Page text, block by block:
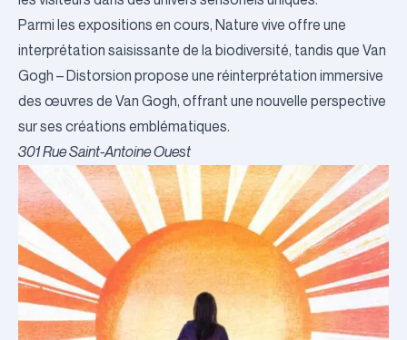
Parmi les expositions en cours, Nature vive offre une
interprétation saisissante de la biodiversité, tandis que Van
Gogh – Distorsion propose une réinterprétation immersive
des œuvres de Van Gogh, offrant une nouvelle perspective
sur ses créations emblématiques.
301 Rue Saint-Antoine Ouest